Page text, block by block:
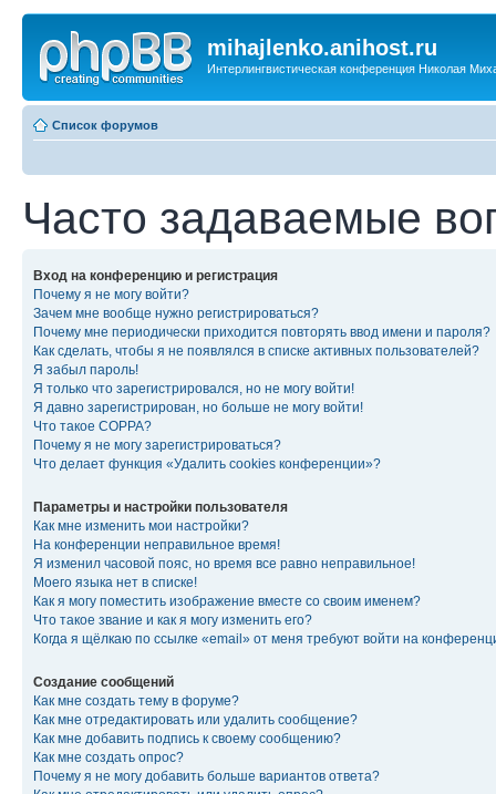
mihajlenko.anihost.ru
Интерлингвистическая конференция Николая
Список форумов
Часто задаваемые
Вход на конференцию и регистрация
Почему я не могу войти?
Зачем мне вообще нужно регистрироваться?
Почему мне периодически приходится повторять ввод имени и пароля?
Как сделать, чтобы я не появлялся в списке активных пользователей?
Я забыл пароль!
Я только что зарегистрировался, но не могу войти!
Я давно зарегистрирован, но больше не могу войти!
Что такое COPPA?
Почему я не могу зарегистрироваться?
Что делает функция «Удалить cookies конференции»?
Параметры и настройки пользователя
Как мне изменить мои настройки?
На конференции неправильное время!
Я изменил часовой пояс, но время все равно неправильное!
Моего языка нет в списке!
Как я могу поместить изображение вместе со своим именем?
Что такое звание и как я могу изменить его?
Когда я щёлкаю по ссылке «email» от меня требуют войти на
Создание сообщений
Как мне создать тему в форуме?
Как мне отредактировать или удалить сообщение?
Как мне добавить подпись к своему сообщению?
Как мне создать опрос?
Почему я не могу добавить больше вариантов ответа?